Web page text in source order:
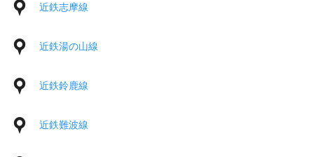
近鉄志摩線
近鉄湯の山線
近鉄鈴鹿線
近鉄難波線